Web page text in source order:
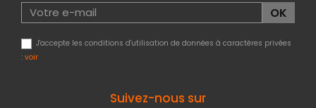
J'accepte les conditions d'utilisation de données à caractères privées
: voir
Suivez-nous sur